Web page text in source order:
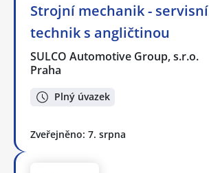
Strojní mechanik - servisní
technik s angličtinou
SULCO Automotive Group, s.r.o.
Praha
Plný úvazek
Zveřejněno: 7. srpna